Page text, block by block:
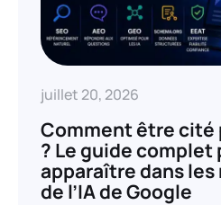
juillet 20, 2026
Comment être cité
? Le guide complet
apparaître dans les
de l’IA de Google